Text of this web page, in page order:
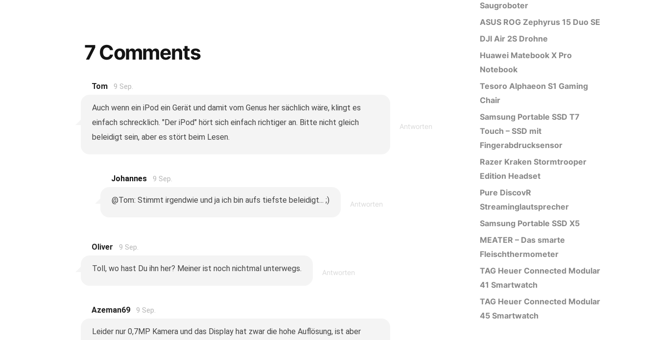
7 Comments
Tom 9 Sep.
Auch wenn ein iPod ein Gerät und damit vom Genus her sächlich wäre, klingt es
einfach schrecklich. "Der iPod" hört sich einfach richtiger an. Bitte nicht gleich
beleidigt sein, aber es stört beim Lesen.
Antworten
Johannes 9 Sep.
@Tom: Stimmt irgendwie und ja ich bin aufs tiefste beleidigt... ;) Antworten
Oliver 9 Sep.
Toll, wo hast Du ihn her? Meiner ist noch nichtmal unterwegs. Antworten
Azeman69 9 Sep.
Leider nur 0,7MP Kamera und das Display hat zwar die hohe Auflösung, ist aber
Saugroboter
ASUS ROG Zephyrus 15 Duo SE
DJI Air 2S Drohne
Huawei Matebook X Pro
Notebook
Tesoro Alphaeon S1 Gaming
Chair
Samsung Portable SSD T7
Touch – SSD mit
Fingerabdrucksensor
Razer Kraken Stormtrooper
Edition Headset
Pure DiscovR
Streaminglautsprecher
Samsung Portable SSD X5
MEATER – Das smarte
Fleischthermometer
TAG Heuer Connected Modular
41 Smartwatch
TAG Heuer Connected Modular
45 Smartwatch